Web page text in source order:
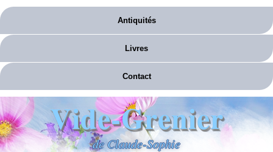
Antiquités
Livres
Contact
Vide-Grenier
de Claude-Sophie